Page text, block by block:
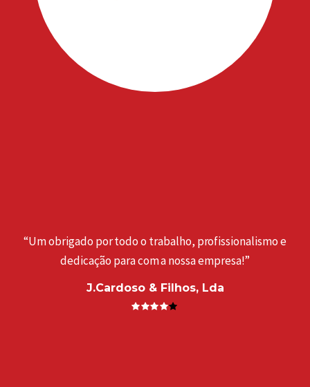
“Um obrigado por todo o trabalho, profissionalismo e
dedicação para com a nossa empresa!”
J.Cardoso & Filhos, Lda